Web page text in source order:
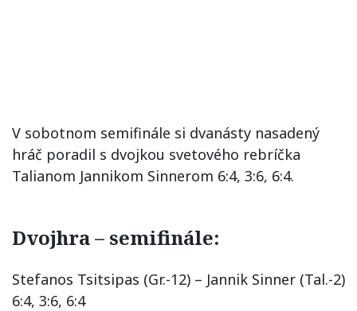
V sobotnom semifinále si dvanásty nasadený
hráč poradil s dvojkou svetového rebríčka
Talianom Jannikom Sinnerom 6:4, 3:6, 6:4.
Dvojhra – semifinále:
Stefanos Tsitsipas (Gr.-12) – Jannik Sinner (Tal.-2)
6:4, 3:6, 6:4